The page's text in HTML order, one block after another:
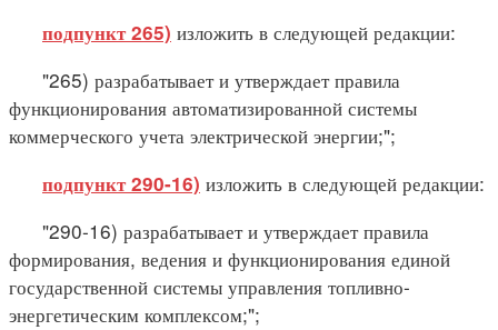
подпункт 265) изложить в следующей редакции:
"265) разрабатывает и утверждает правила
функционирования автоматизированной системы
коммерческого учета электрической энергии;";
подпункт 290-16) изложить в следующей редакции:
"290-16) разрабатывает и утверждает правила
формирования, ведения и функционирования единой
государственной системы управления топливно-
энергетическим комплексом;";